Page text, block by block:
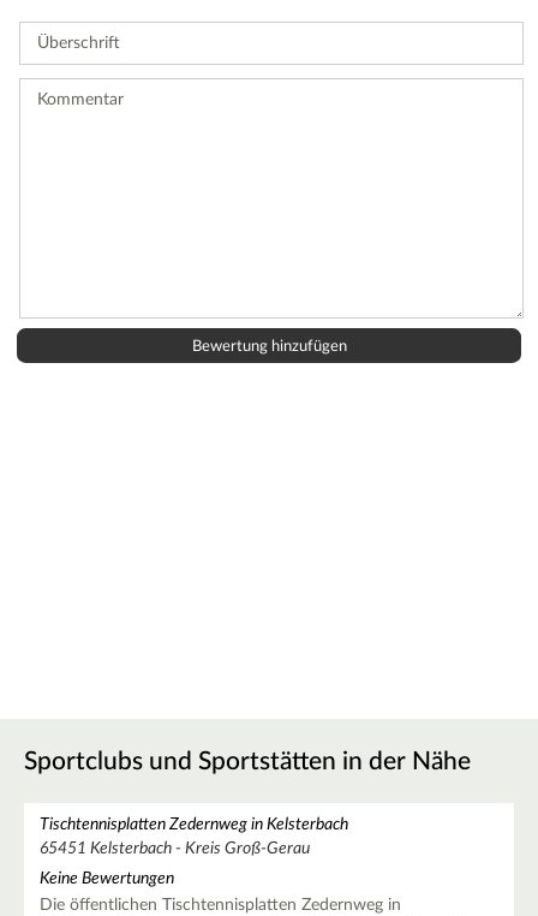
eine
Sportclubs und Sportstätten in der Nähe
Tischtennisplatten Zedernweg in Kelsterbach
65451 Kelsterbach - Kreis Groß-Gerau
Keine Bewertungen
Die öffentlichen Tischtennisplatten Zedernweg in